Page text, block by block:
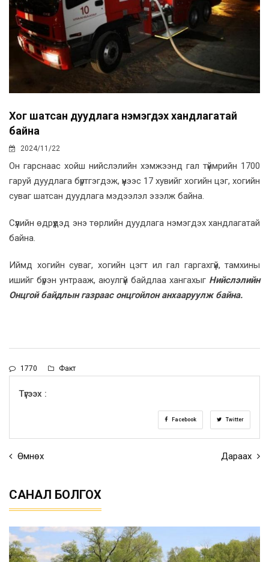
Хог шатсан дуудлага нэмэгдэх хандлагатай
байна
2024/11/22
Он гарснаас хойш нийслэлийн хэмжээнд гал түймрийн 1700
гаруй дуудлага бүртгэгдэж, үүнээс 17 хувийг хогийн цэг, хогийн
суваг шатсан дуудлага мэдээлэл эзэлж байна.
Сүүлийн өдрүүдэд энэ төрлийн дуудлага нэмэгдэх хандлагатай
байна.
Иймд хогийн суваг, хогийн цэгт ил гал гаргахгүй, тамхины
ишийг бүрэн унтрааж, аюулгүй байдлаа хангахыг Нийслэлийн
Онцгой байдлын газраас онцгойлон анхааруулж байна.
1770 Факт
Түгээх :
Facebook Twitter
Өмнөх Дараах
САНАЛ БОЛГОХ